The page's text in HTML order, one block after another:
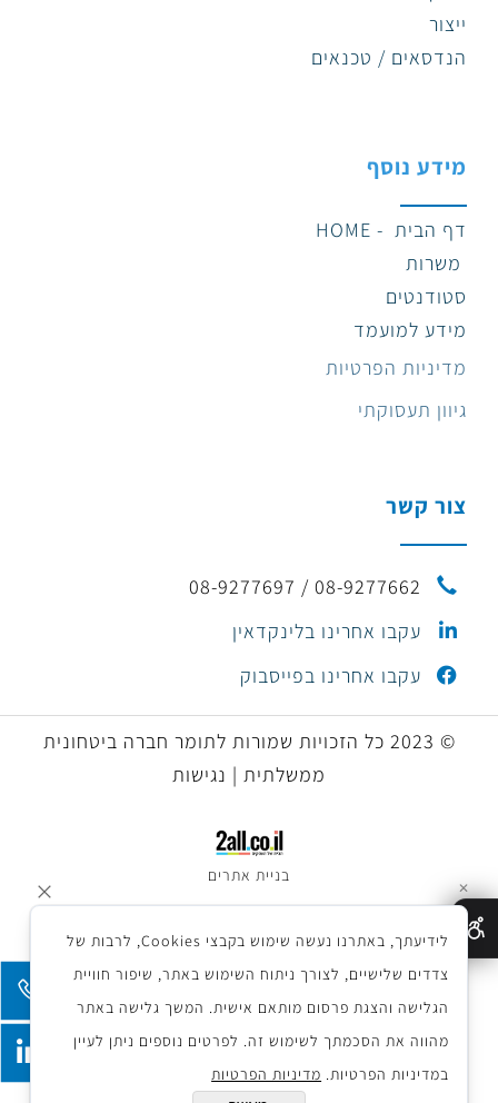
ייצור
הנדסאים / טכנאים
מידע נוסף
דף הבית - HOME
משרות
סטודנטים
מידע למועמד
מדיניות הפרטיות
גיוון תעסוקתי
צור קשר
08-9277662 / 08-9277697
עקבו אחרינו בלינקדאין
עקבו אחרינו בפייסבוק
© 2023 כל הזכויות שמורות לתומר חברה ביטחונית
ממשלתית | נגישות
בניית אתרים
✕
לידיעתך, באתרנו נעשה שימוש בקבצי Cookies, לרבות של
צדדים שלישיים, לצורך ניתוח השימוש באתר, שיפור חוויית
הגלישה והצגת פרסום מותאם אישית. המשך גלישה באתר
מהווה את הסכמתך לשימוש זה. לפרטים נוספים ניתן לעיין
במדיניות הפרטיות. מדיניות הפרטיות